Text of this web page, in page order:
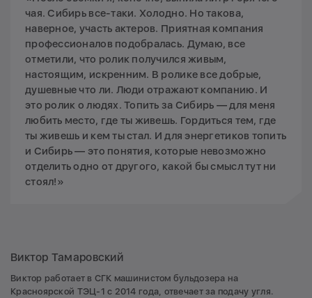
чая. Сибирь все-таки. Холодно. Но такова,
наверное, участь актеров. Приятная компания
профессионалов подобралась. Думаю, все
отметили, что ролик получился живым,
настоящим, искренним. В ролике все добрые,
душевные что ли. Люди отражают компанию. И
это ролик о людях. Топить за Сибирь — для меня
любить место, где ты живешь. Гордиться тем, где
ты живешь и кем ты стал. И для энергетиков топить
и Сибирь — это понятия, которые невозможно
отделить одно от другого, какой бы смысл тут ни
стоял!»
Виктор Тамаровский
Виктор работает в СГК машинистом бульдозера на
Красноярской ТЭЦ-1 с 2014 года, отвечает за подачу угля.